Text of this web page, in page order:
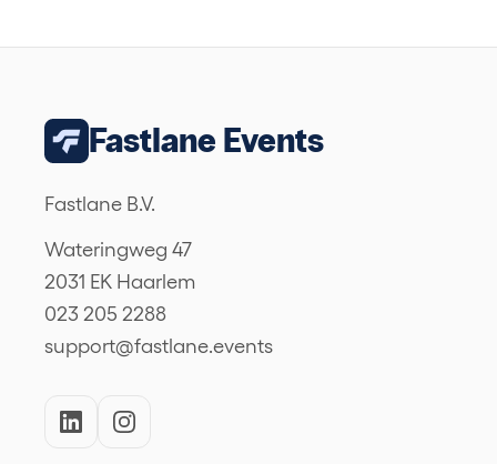
Fastlane Events
Fastlane B.V.
Wateringweg 47
2031 EK Haarlem
023 205 2288
support@fastlane.events